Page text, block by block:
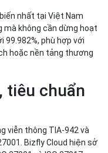
không cần dừng hoạt
phù hợp với
hoặc nền tảng thương
chuẩn
viễn thông TIA-942 và
Bizfly Cloud hiện sở
27001 và ISO 27017,